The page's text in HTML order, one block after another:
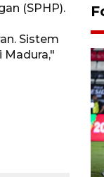
(SPHP).
Sistem